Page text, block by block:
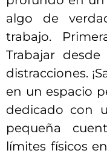
algo de
trabajo.
Trabajar
distracciones.
en un espacio
dedicado con
pequeña
límites físicos